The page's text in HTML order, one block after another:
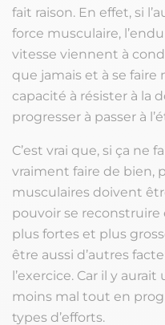
fait raison. En effet, si
force musculaire,
vitesse viennent à
que jamais et à se
capacité à résister à la
progresser à passer à
C’est vrai que, si ça ne
vraiment faire de bien,
musculaires doivent
pouvoir se
plus fortes et plus
être aussi d’autres
l’exercice. Car il y
moins mal tout en
types d’efforts.